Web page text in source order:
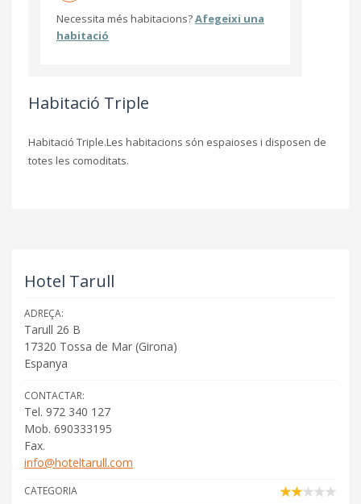
Necessita més habitacions?Afegeixi una
habitació
Habitació Triple
Habitació Triple.Les habitacions són espaioses i disposen de
totes les comoditats.
Hotel Tarull
ADREÇA:
Tarull 26 B
17320 Tossa de Mar (Girona)
Espanya
CONTACTAR:
Tel. 972 340 127
Mob. 690333195
Fax.
info@hoteltarull.com
CATEGORIA